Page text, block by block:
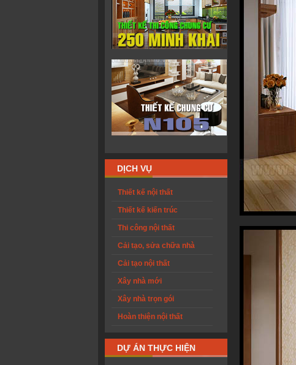
DỊCH VỤ
Thiết kế nội thất
Thiết kế kiến trúc
Thi công nội thất
Cải tạo, sửa chữa nhà
Cải tạo nội thất
Xây nhà mới
Xây nhà trọn gói
Hoàn thiện nội thất
DỰ ÁN THỰC HIỆN